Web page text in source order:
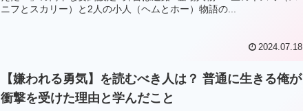
ニフとスカリー）と2人の小人（ヘムとホー）物語の...
2024.07.18
【嫌われる勇気】を読むべき人は？ 普通に生きる俺が
衝撃を受けた理由と学んだこと